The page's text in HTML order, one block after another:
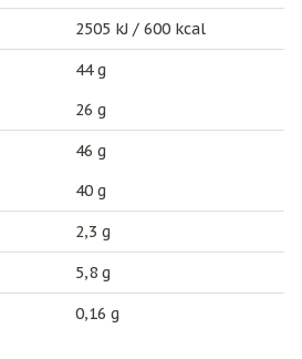
2505 kJ / 600 kcal
44 g
26 g
46 g
40 g
2,3 g
5,8 g
0,16 g